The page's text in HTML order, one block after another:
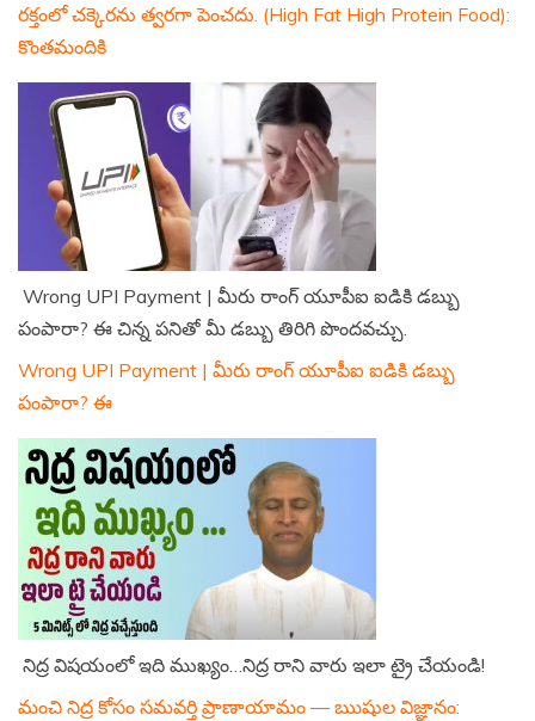
రక్తంలో చక్కెరను త్వరగా పెంచదు. (High Fat High Protein Food):
కొంతమందికి
Wrong UPI Payment | మీరు రాంగ్ యూపీఐ ఐడికి డబ్బు
పంపారా? ఈ చిన్న పనితో మీ డబ్బు తిరిగి పొందవచ్చు.
Wrong UPI Payment | మీరు రాంగ్ యూపీఐ ఐడికి డబ్బు
పంపారా? ఈ
నిద్ర విషయంలో ఇది ముఖ్యం…నిద్ర రాని వారు ఇలా ట్రై చేయండి!
మంచి నిద్ర కోసం సమవర్తి ప్రాణాయామం — ఋషుల విజ్ఞానం: